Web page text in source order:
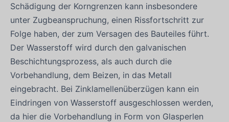
Schädigung der Korngrenzen kann insbesondere
unter Zugbeanspruchung, einen Rissfortschritt zur
Folge haben, der zum Versagen des Bauteiles führt.
Der Wasserstoff wird durch den galvanischen
Beschichtungsprozess, als auch durch die
Vorbehandlung, dem Beizen, in das Metall
eingebracht. Bei Zinklamellenüberzügen kann ein
Eindringen von Wasserstoff ausgeschlossen werden,
da hier die Vorbehandlung in Form von Glasperlen